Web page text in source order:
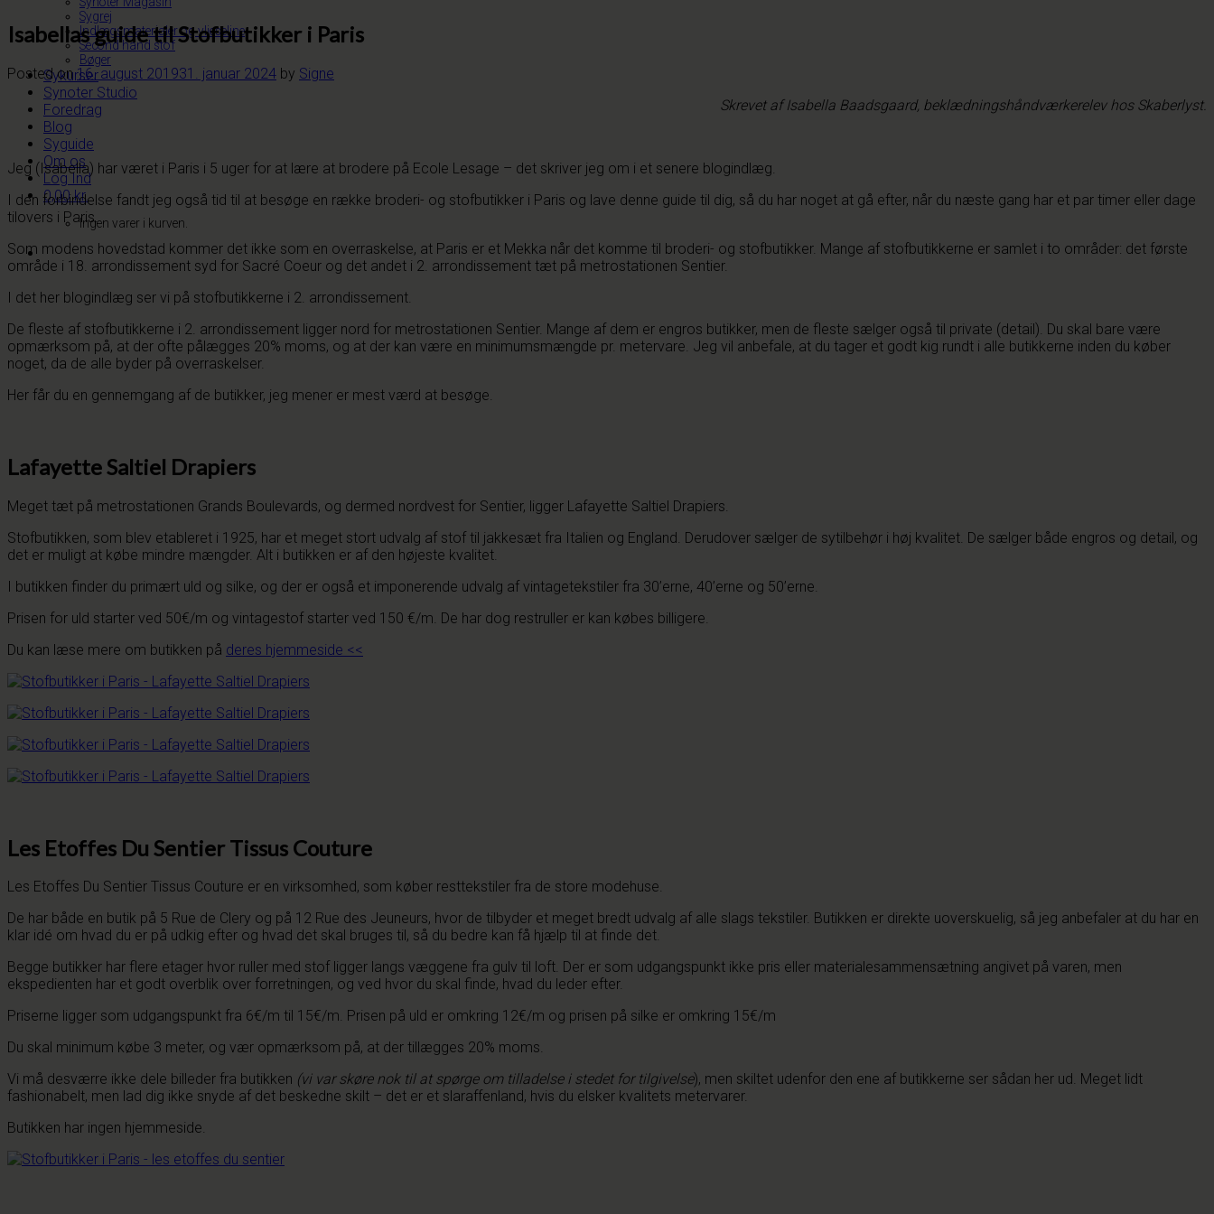
Sygrej
Indlægsmaterialer og vlieseline
Second hand stof
Bøger
Sykurser
Synoter Studio
Foredrag
Blog
Syguide
Om os
Log Ind
0,00kr.
Ingen varer i kurven.
Isabellas guide til Stofbutikker i Paris
Posted on16. august 201931. januar 2024 by Signe
Skrevet af Isabella Baadsgaard, beklædningshåndværkerelev hos Skaberlyst.
Jeg (Isabella) har været i Paris i 5 uger for at lære at brodere på Ecole Lesage – det skriver jeg om i et senere blogindlæg.
I den forbindelse fandt jeg også tid til at besøge en række broderi- og stofbutikker i Paris og lave denne guide til dig, så du har noget at gå efter, når du næste gang har et par timer eller dage
tilovers i Paris.
Som modens hovedstad kommer det ikke som en overraskelse, at Paris er et Mekka når det komme til broderi- og stofbutikker. Mange af stofbutikkerne er samlet i to områder: det første
område i 18. arrondissement syd for Sacré Coeur og det andet i 2. arrondissement tæt på metrostationen Sentier.
I det her blogindlæg ser vi på stofbutikkerne i 2. arrondissement.
De fleste af stofbutikkerne i 2. arrondissement ligger nord for metrostationen Sentier. Mange af dem er engros butikker, men de fleste sælger også til private (detail). Du skal bare være
opmærksom på, at der ofte pålægges 20% moms, og at der kan være en minimumsmængde pr. metervare. Jeg vil anbefale, at du tager et godt kig rundt i alle butikkerne inden du køber
noget, da de alle byder på overraskelser.
Her får du en gennemgang af de butikker, jeg mener er mest værd at besøge.
Lafayette Saltiel Drapiers
Meget tæt på metrostationen Grands Boulevards, og dermed nordvest for Sentier, ligger Lafayette Saltiel Drapiers.
Stofbutikken, som blev etableret i 1925, har et meget stort udvalg af stof til jakkesæt fra Italien og England. Derudover sælger de sytilbehør i høj kvalitet. De sælger både engros og detail, og
det er muligt at købe mindre mængder. Alt i butikken er af den højeste kvalitet.
I butikken finder du primært uld og silke, og der er også et imponerende udvalg af vintagetekstiler fra 30’erne, 40’erne og 50’erne.
Prisen for uld starter ved 50€/m og vintagestof starter ved 150 €/m. De har dog restruller er kan købes billigere.
Du kan læse mere om butikken på deres hjemmeside <<
Les Etoffes Du Sentier Tissus Couture
Les Etoffes Du Sentier Tissus Couture er en virksomhed, som køber resttekstiler fra de store modehuse.
De har både en butik på 5 Rue de Clery og på 12 Rue des Jeuneurs, hvor de tilbyder et meget bredt udvalg af alle slags tekstiler. Butikken er direkte uoverskuelig, så jeg anbefaler at du har en
klar idé om hvad du er på udkig efter og hvad det skal bruges til, så du bedre kan få hjælp til at finde det.
Begge butikker har flere etager hvor ruller med stof ligger langs væggene fra gulv til loft. Der er som udgangspunkt ikke pris eller materialesammensætning angivet på varen, men
ekspedienten har et godt overblik over forretningen, og ved hvor du skal finde, hvad du leder efter.
Priserne ligger som udgangspunkt fra 6€/m til 15€/m. Prisen på uld er omkring 12€/m og prisen på silke er omkring 15€/m
Du skal minimum købe 3 meter, og vær opmærksom på, at der tillægges 20% moms.
Vi må desværre ikke dele billeder fra butikken (vi var skøre nok til at spørge om tilladelse i stedet for tilgivelse), men skiltet udenfor den ene af butikkerne ser sådan her ud. Meget lidt
fashionabelt, men lad dig ikke snyde af det beskedne skilt – det er et slaraffenland, hvis du elsker kvalitets metervarer.
Butikken har ingen hjemmeside.